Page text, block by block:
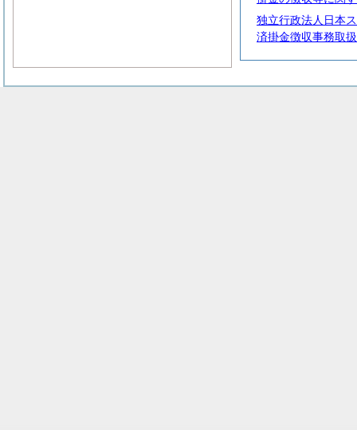
独立行政法人日本
済掛金徴収事務取